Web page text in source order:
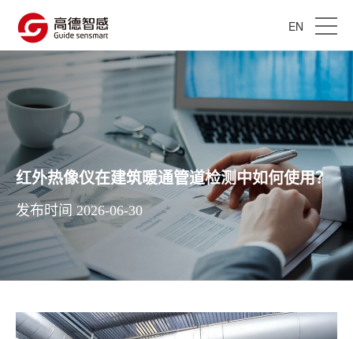
EN
红外热像仪在建筑暖通管道检测中如何使用？
发布时间 2026-06-30